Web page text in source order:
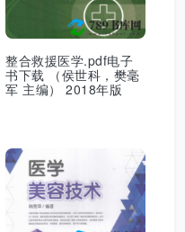
整合救援医学.pdf电子
书下载 （侯世科，樊毫
军 主编） 2018年版